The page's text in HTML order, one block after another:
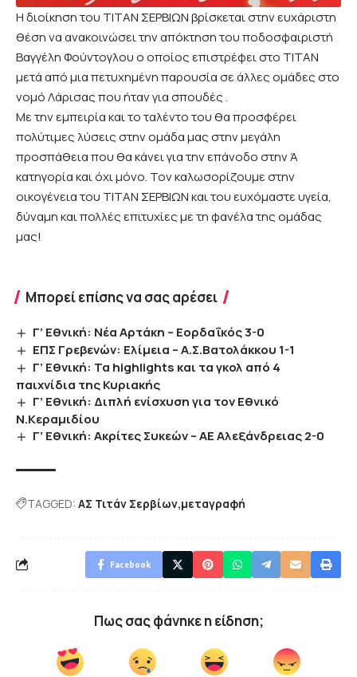
Η διοίκηση του ΤΙΤΑΝ ΣΕΡΒΙΩΝ βρίσκεται στην ευχάριστη
θέση να ανακοινώσει την απόκτηση του ποδοσφαιριστή
Βαγγέλη Φούντογλου ο οποίος επιστρέφει στο ΤΙΤΑΝ
μετά από μια πετυχημένη παρουσία σε άλλες ομάδες στο
νομό Λάρισας που ήταν για σπουδές .
Με την εμπειρία και το ταλέντο του θα προσφέρει
πολύτιμες λύσεις στην ομάδα μας στην μεγάλη
προσπάθεια που θα κάνει για την επάνοδο στην Ά
κατηγορία και όχι μόνο. Τον καλωσορίζουμε στην
οικογένεια του ΤΙΤΑΝ ΣΕΡΒΙΩΝ και του ευχόμαστε υγεία,
δύναμη και πολλές επιτυχίες με τη φανέλα της ομάδας
μας!
Μπορεί επίσης να σας αρέσει
Γ’ Εθνική: Νέα Αρτάκη – Εορδαΐκός 3-0
EΠΣ Γρεβενών: Ελίμεια – Α.Σ.Βατολάκκου 1-1
Γ’ Εθνική: Τα highlights και τα γκολ από 4
παιχνίδια της Κυριακής
Γ’ Εθνική: Διπλή ενίσχυση για τον Εθνικό
Ν.Κεραμιδίου
Γ’ Εθνική: Ακρίτες Συκεών – ΑΕ Αλεξάνδρειας 2-0
TAGGED: ΑΣ Τιτάν Σερβίων μεταγραφή
Facebook
Πως σας φάνηκε η είδηση;